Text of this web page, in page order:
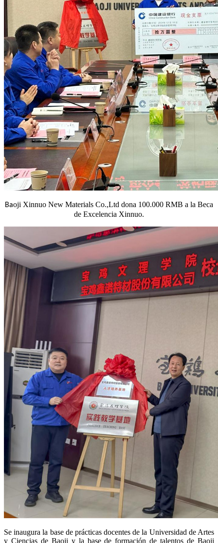
Baoji Xinnuo New Materials Co.,Ltd dona 100.000 RMB a la Beca
de Excelencia Xinnuo.
Se inaugura la base de prácticas docentes de la Universidad de Artes
y Ciencias de Baoji y la base de formación de talentos de Baoji